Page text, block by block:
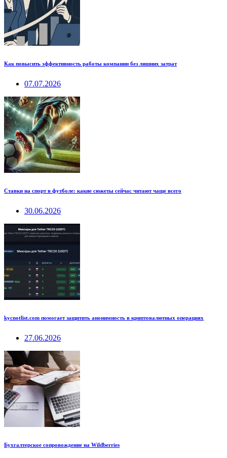
Как повысить эффективность работы компании без лишних затрат
07.07.2026
Ставки на спорт в футболе: какие сюжеты сейчас читают чаще всего
30.06.2026
kycnotlist.com помогает защитить анонимность в криптовалютных операциях
27.06.2026
Бухгалтерское сопровождение на Wildberries